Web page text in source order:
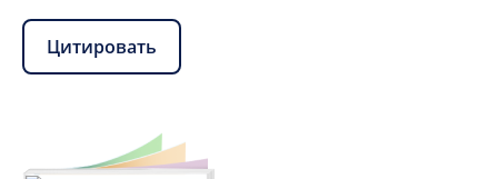
Цитировать